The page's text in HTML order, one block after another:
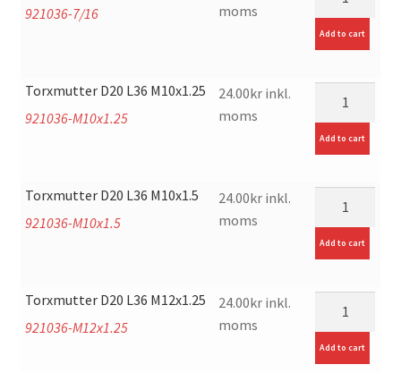
921036-7/16
moms
Add to cart
Torxmutter D20 L36 M10x1.25
921036-M10x1.25
24.00krinkl.
moms
Add to cart
Torxmutter D20 L36 M10x1.5
921036-M10x1.5
24.00krinkl.
moms
Add to cart
Torxmutter D20 L36 M12x1.25
921036-M12x1.25
24.00krinkl.
moms
Add to cart